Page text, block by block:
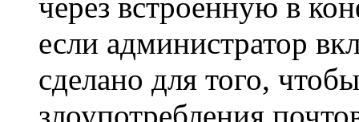
если администратор
сделано для того,